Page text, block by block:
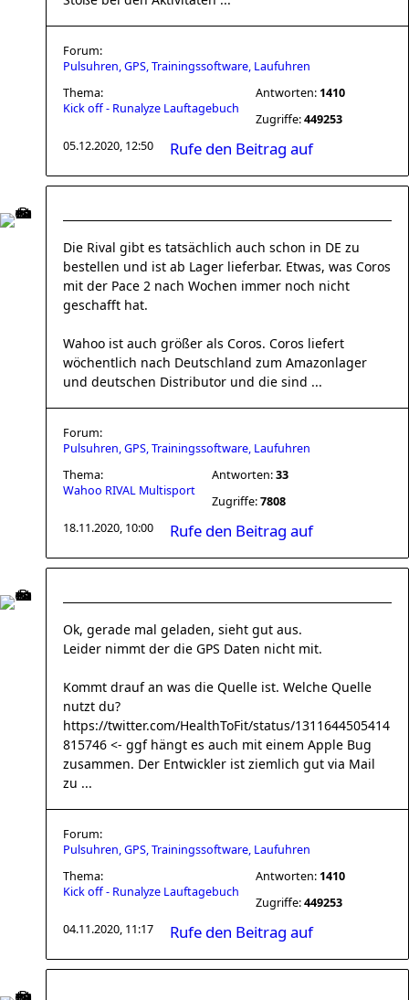
Forum:
Pulsuhren, GPS, Trainingssoftware, Laufuhren
Thema:
Kick off - Runalyze Lauftagebuch
Antworten: 1410
Zugriffe:449253
05.12.2020, 12:50
Rufe den Beitrag auf
Die Rival gibt es tatsächlich auch schon in DE zu
bestellen und ist ab Lager lieferbar. Etwas, was Coros
mit der Pace 2 nach Wochen immer noch nicht
geschafft hat.
Wahoo ist auch größer als Coros. Coros liefert
wöchentlich nach Deutschland zum Amazonlager
und deutschen Distributor und die sind ...
Forum:
Pulsuhren, GPS, Trainingssoftware, Laufuhren
Thema:
Wahoo RIVAL Multisport
Antworten:33
Zugriffe:7808
18.11.2020, 10:00
Rufe den Beitrag auf
Ok, gerade mal geladen, sieht gut aus.
Leider nimmt der die GPS Daten nicht mit.
Kommt drauf an was die Quelle ist. Welche Quelle
nutzt du?
https://twitter.com/HealthToFit/status/1311644505414
815746 <- ggf hängt es auch mit einem Apple Bug
zusammen. Der Entwickler ist ziemlich gut via Mail
zu ...
Forum:
Pulsuhren, GPS, Trainingssoftware, Laufuhren
Thema:
Kick off - Runalyze Lauftagebuch
Antworten: 1410
Zugriffe:449253
04.11.2020, 11:17
Rufe den Beitrag auf